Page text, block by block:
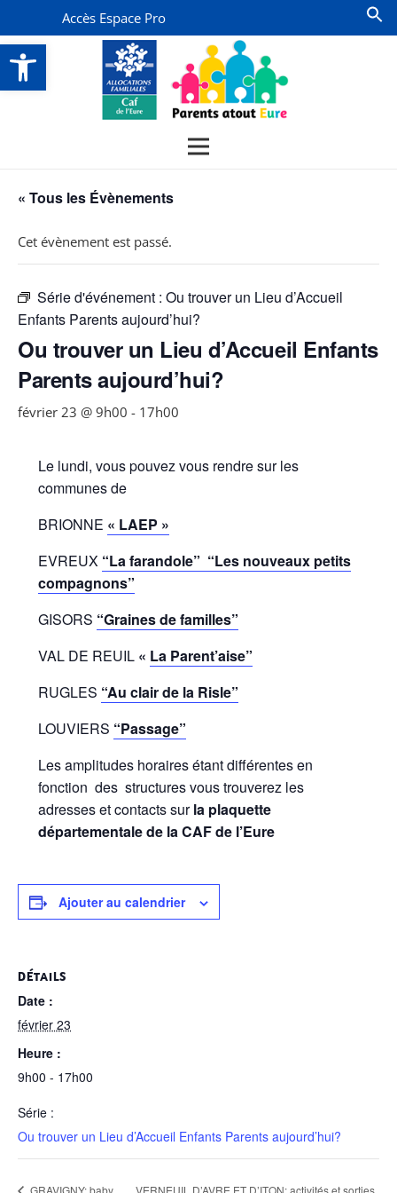
Ouvrir la barre d’outils
Accès Espace Pro
« Tous les Évènements
Cet évènement est passé.
Série d'événement : Ou trouver un Lieu d’Accueil
Enfants Parents aujourd’hui?
Ou trouver un Lieu d’Accueil Enfants
Parents aujourd’hui?
février 23 @ 9h00 - 17h00
Le lundi, vous pouvez vous rendre sur les
communes de
BRIONNE « LAEP »
EVREUX “La farandole” “Les nouveaux petits
compagnons”
GISORS “Graines de familles”
VAL DE REUIL« La Parent’aise”
RUGLES “Au clair de la Risle”
LOUVIERS “Passage”
Les amplitudes horaires étant différentes en
fonction des structures vous trouverez les
adresses et contacts surla plaquette
départementale de la CAF de l’Eure
Ajouter au calendrier
DÉTAILS
Date :
février 23
Heure :
9h00 - 17h00
Série :
Ou trouver un Lieu d’Accueil Enfants Parents aujourd’hui?
GRAVIGNY: baby VERNEUIL D’AVRE ET D’ITON: activités et sorties